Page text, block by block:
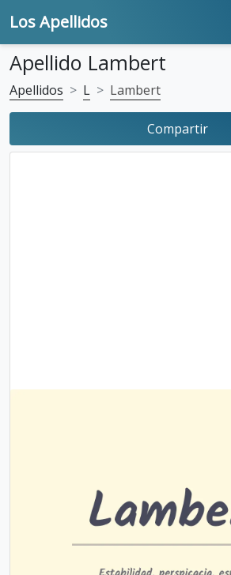
Los Apellidos
Apellido Lambert
Apellidos L Lambert
Compartir